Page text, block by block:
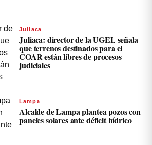
Juliaca
Juliaca: director de la UGEL señala
que terrenos destinados para el
COAR están libres de procesos
judiciales
Lampa
Alcalde de Lampa plantea pozos con
paneles solares ante déficit hídrico